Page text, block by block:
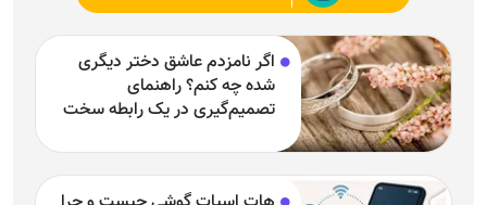
هات اسپات گوشی چیست و چرا
کار نمی‌کند؟ آموزش فعال‌سازی و
رفع مشکلات